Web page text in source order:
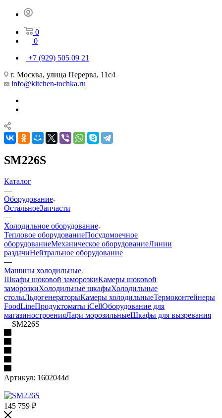
0
0
+7 (929) 505 09 21
г. Москва, улица Перерва, 11с4
info@kitchen-tochka.ru
SM226S
Каталог
—
Оборудование
ОстальноеЗапчасти
—
Холодильное оборудование
Тепловое оборудованиеПосудомоечное
оборудованиеМеханическое оборудованиеЛинии
раздачиНейтральное оборудование
—
Машины холодильные
Шкафы шоковой заморозкиКамеры шоковой
заморозкиХолодильные шкафыХолодильные
столыЛьдогенераторыКамеры холодильныеТермоконтейнеры
FoodLineПродуктоматы iCellОборудование для
магазиностроенияЛари морозильныеШкафы для вызревания
—SM226S
Артикул: 1602044d
145 759 ₽